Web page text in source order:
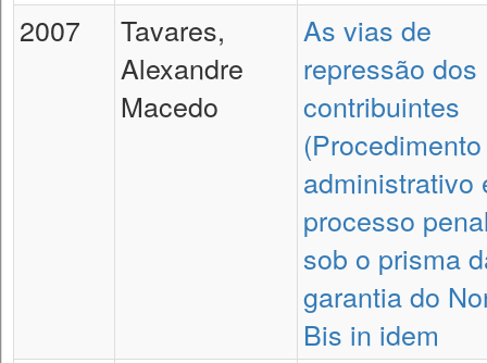
2007
Tavares,
Alexandre
Macedo
As vias de
repressão dos
contribuintes
(Procedimento
administrativo
processo
sob o prisma
garantia do
Bis in idem